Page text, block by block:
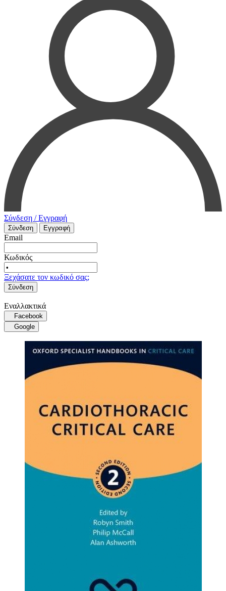
Σύνδεση / Εγγραφή
Σύνδεση Εγγραφή
Email
Κωδικός
Ξεχάσατε τον κωδικό σας;
Σύνδεση
Εναλλακτικά
Facebook
Google